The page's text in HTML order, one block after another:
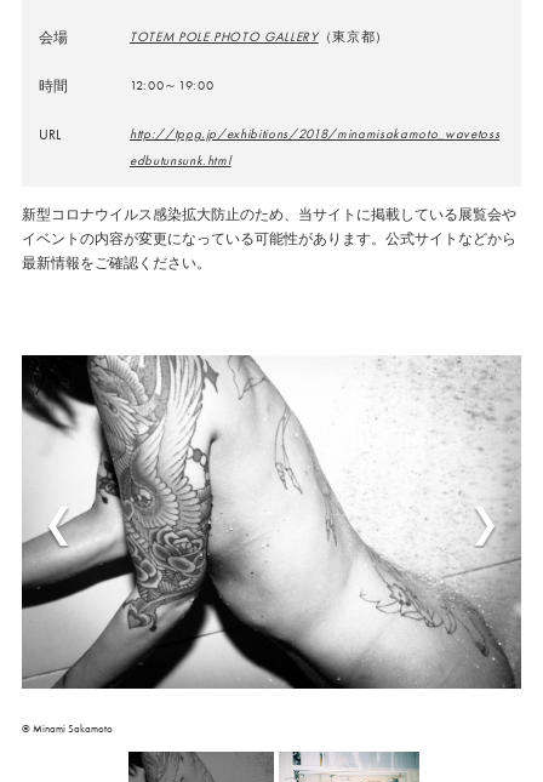
会場 TOTEM POLE PHOTO GALLERY（東京都）
時間 12:00～19:00
URL
http://tppg.jp/exhibitions/2018/minamisakamoto_wavetoss
edbutunsunk.html
新型コロナウイルス感染拡大防止のため、当サイトに掲載している展覧会や
イベントの内容が変更になっている可能性があります。公式サイトなどから
最新情報をご確認ください。
© Minami Sakamoto